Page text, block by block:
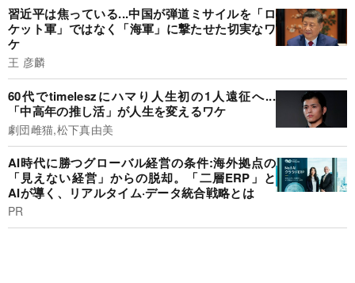
習近平は焦っている...中国が弾道ミサイルを「ロ
ケット軍」ではなく「海軍」に撃たせた切実なワ
ケ
王 彦麟
60代でtimeleszにハマり人生初の1人遠征へ...
「中高年の推し活」が人生を変えるワケ
劇団雌猫,松下真由美
AI時代に勝つグローバル経営の条件:海外拠点の
「見えない経営」からの脱却。「二層ERP」と
AIが導く、リアルタイム·データ統合戦略とは
PR